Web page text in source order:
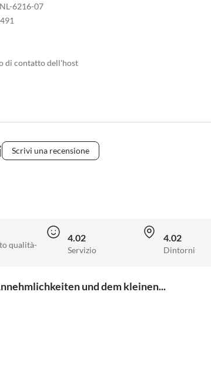
NL-6216-07
di contatto dell'host
Scrivi una recensione
qualità-
4.02
Servizio
4.02
Dintorni
und dem kleinen...